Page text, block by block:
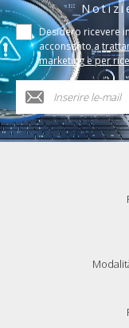
Desidero ricevere
acconsento a
marketing e per